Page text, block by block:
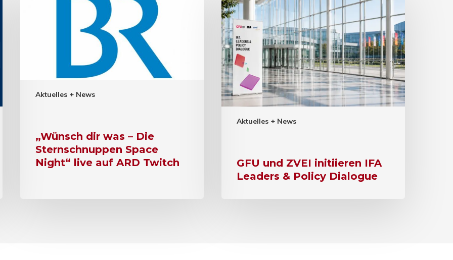
Aktuelles + News
„Wünsch dir was – Die
Sternschnuppen Space
Night“ live auf ARD Twitch
Aktuelles + News
GFU und ZVEI initiieren IFA
Leaders & Policy Dialogue